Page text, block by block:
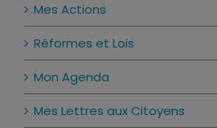
Mes Actions
Réformes et Lois
Mon Agenda
Mes Lettres aux Citoyens